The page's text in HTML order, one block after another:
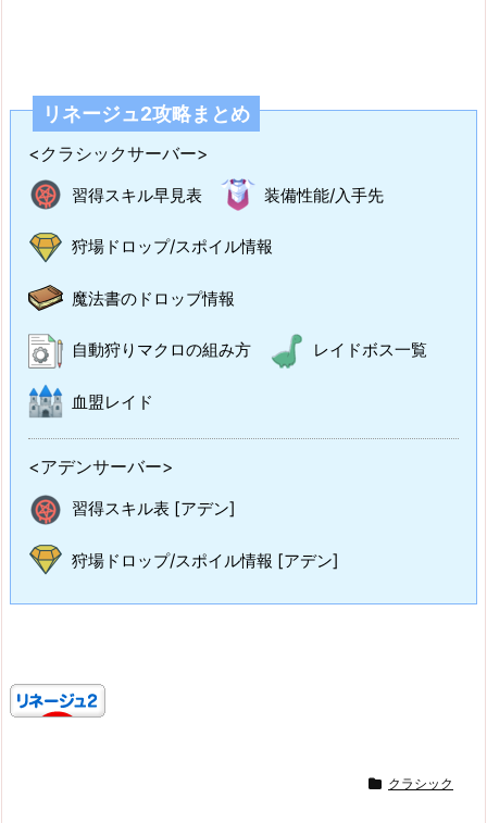
リネージュ2攻略まとめ
<クラシックサーバー>
習得スキル早見表 装備性能/入手先
狩場ドロップ/スポイル情報
魔法書のドロップ情報
自動狩りマクロの組み方 レイドボス一覧
血盟レイド
<アデンサーバー>
習得スキル表 [アデン]
狩場ドロップ/スポイル情報 [アデン]
クラシック